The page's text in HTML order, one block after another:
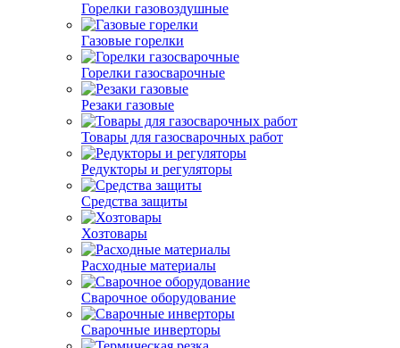
Горелки газовоздушные
Газовые горелки
Горелки газосварочные
Резаки газовые
Товары для газосварочных работ
Редукторы и регуляторы
Средства защиты
Хозтовары
Расходные материалы
Сварочное оборудование
Сварочные инверторы